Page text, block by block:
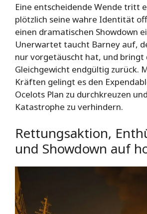
Eine entscheidende Wende tritt
plötzlich seine wahre Identität
einen dramatischen Showdown
Unerwartet taucht Barney auf,
nur vorgetäuscht hat, und bringt
Gleichgewicht endgültig zurück.
Kräften gelingt es den
Ocelots Plan zu durchkreuzen
Katastrophe zu verhindern.
Rettungsaktion,
und Showdown auf